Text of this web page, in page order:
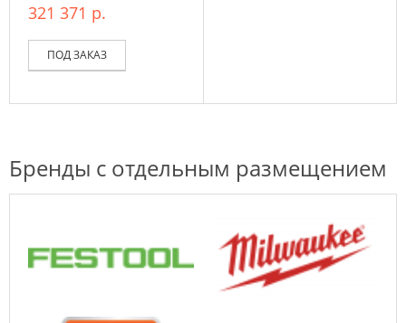
321 371 р.
ПОД ЗАКАЗ
Бренды с отдельным размещением